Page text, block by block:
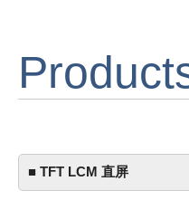
■ TFT LCM 直屏